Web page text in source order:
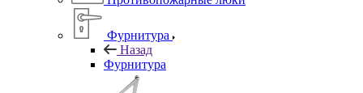
Фурнитура
Назад
Фурнитура